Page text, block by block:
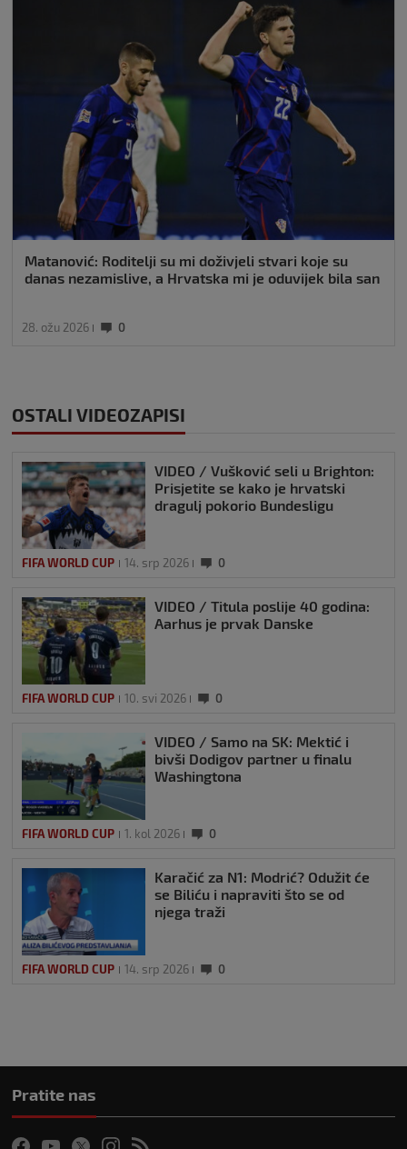
Matanović: Roditelji su mi doživjeli stvari koje su
danas nezamislive, a Hrvatska mi je oduvijek bila san
28. ožu 2026 0
OSTALI VIDEOZAPISI
VIDEO / Vušković seli u Brighton:
Prisjetite se kako je hrvatski
dragulj pokorio Bundesligu
FIFA WORLD CUP 14. srp 2026 0
VIDEO / Titula poslije 40 godina:
Aarhus je prvak Danske
FIFA WORLD CUP 10. svi 2026 0
VIDEO / Samo na SK: Mektić i
bivši Dodigov partner u finalu
Washingtona
FIFA WORLD CUP 1. kol 2026 0
Karačić za N1: Modrić? Odužit će
se Biliću i napraviti što se od
njega traži
FIFA WORLD CUP 14. srp 2026 0
Pratite nas